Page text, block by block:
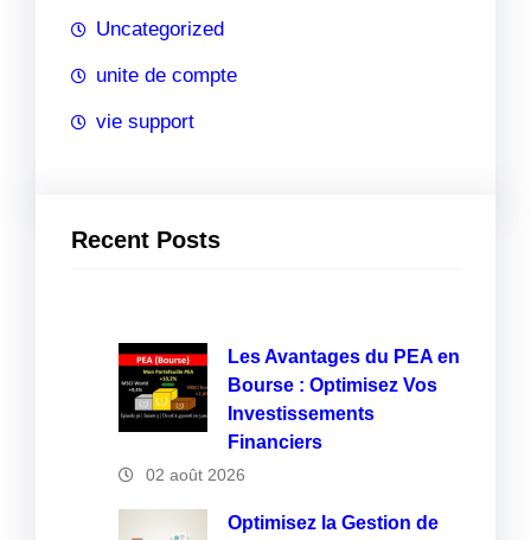
Uncategorized
unite de compte
vie support
Recent Posts
Les Avantages du PEA en
Bourse : Optimisez Vos
Investissements
Financiers
02 août 2026
Optimisez la Gestion de